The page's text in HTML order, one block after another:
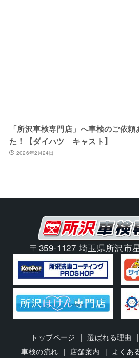
「所沢車検専門店」へ車検のご依
た！【ダイハツ キャスト】
2026年2月24日
〒359-1127 埼玉県所沢市
トップページ 選ばれる理由
車検の流れ
店舗案内 よくあ